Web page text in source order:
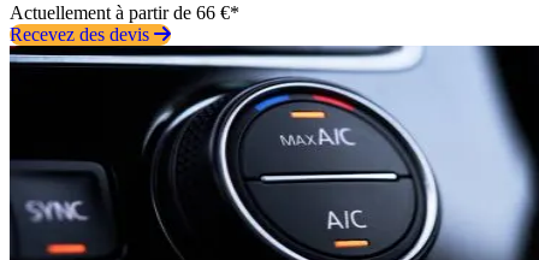
Actuellement à partir de 66 €*
Recevez des devis